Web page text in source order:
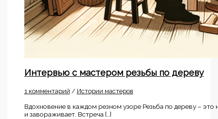
Интервью с мастером резьбы по дереву
1 комментарий / Истории мастеров
Вдохновение в каждом резном узоре Резьба по дереву –
и завораживает. Встреча […]